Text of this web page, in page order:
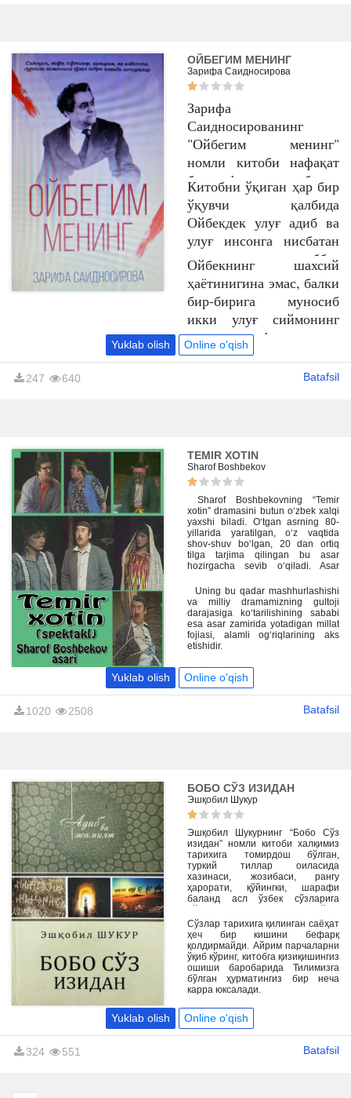
ОЙБЕГИМ МЕНИНГ
Зарифа Саидносирова
Зарифа
Саидносированинг
"Ойбегим менинг"
номли китоби нафақат
биографик асар, балки
тарбиявий аҳамияти
катта бўлган, жонли ва
ёрқин тасвирларга эга
чиройли муҳаббат
қиссасидир.
Китобни ўқиган ҳар бир
ўқувчи қалбида
Ойбекдек улуғ адиб ва
улуғ инсонга нисбатан
ҳурмат ва муҳаббат
туйғулари пайдо бўлади.
Китобда, Ойбекдан
ташқари, яна бир асосий
қаҳрамон бор. Бу, бутун
ҳаётини Ойбекка
бағишлаган, унинг
машаққатли қисматини
опанинг ўзидир.
Ойбекнинг шахсий
ҳаётинигина эмас, балки
бир-бирига муносиб
икки улуғ сиймонинг
севги ва вафо достони-
"Ойбегим менинг"
мутолааси барчангизга
Yuklab olish Online o'qish
247 640 Batafsil
TEMIR XOTIN
Sharof Boshbekov
Sharof Boshbekovning “Temir
xotin” dramasini butun o‘zbek xalqi
yaxshi biladi. O‘tgan asrning 80-
yillarida yaratilgan, o‘z vaqtida
shov-shuv bo‘lgan, 20 dan ortiq
tilga tarjima qilingan bu asar
hozirgacha sevib o‘qiladi. Asar
miriqib tomosha qilinadi.
Uning bu qadar mashhurlashishi
va milliy dramamizning gultoji
darajasiga ko‘tarilishining sababi
esa asar zamirida yotadigan millat
fojiasi, alamli og‘riqlarining aks
etishidir.
Yuklab olish Online o'qish
1020 2508 Batafsil
БОБО СЎЗ ИЗИДАН
Эшқобил Шукур
Эшқобил Шукурнинг “Бобо Сўз
изидан” номли китоби халқимиз
тарихига томирдош бўлган,
туркий тиллар оиласида
хазинаси, жозибаси, рангу
ҳарорати, қўйингки, шарафи
баланд асл ўзбек сўзларига
уни асраб қолишдек эзгу ният
самараси ўлароқ дунёга келган.
Сўзлар тарихига қилинган саёҳат
ҳеч бир кишини бефарқ
қолдирмайди. Айрим парчаларни
ўқиб кўринг, китобга қизиқишингиз
ошиши баробарида Тилимизга
бўлган ҳурматингиз бир неча
карра юксалади.
Yuklab olish Online o'qish
324 551 Batafsil